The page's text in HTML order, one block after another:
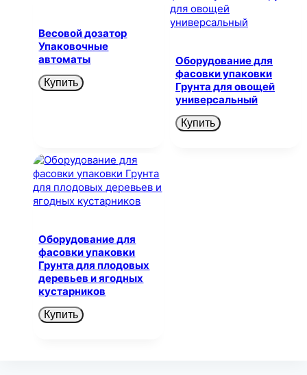
Весовой дозатор
Упаковочные
автоматы
Купить
Оборудование для
фасовки упаковки
Грунта для овощей
универсальный
Купить
Оборудование для
фасовки упаковки
Грунта для плодовых
деревьев и ягодных
кустарников
Купить